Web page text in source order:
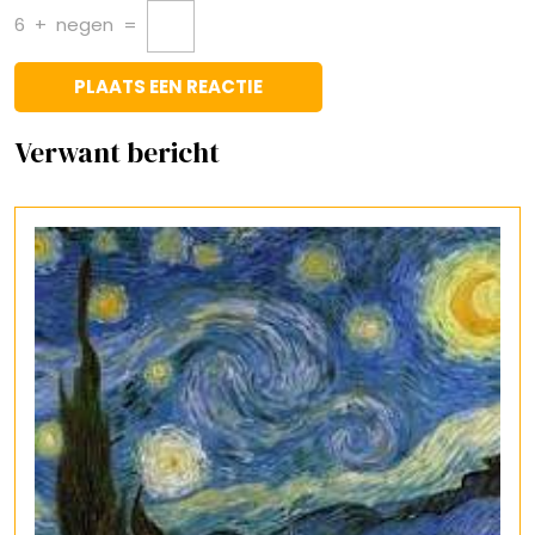
6 + negen =
Verwant bericht